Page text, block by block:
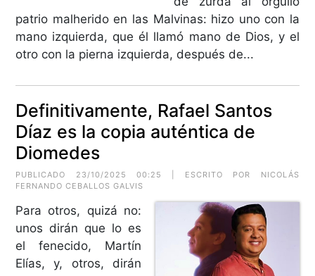
patrio malherido en las Malvinas: hizo uno con la
mano izquierda, que él llamó mano de Dios, y el
otro con la pierna izquierda, después de...
Definitivamente, Rafael Santos
Díaz es la copia auténtica de
Diomedes
PUBLICADO 23/10/2025 00:25 | ESCRITO POR NICOLÁS
FERNANDO CEBALLOS GALVIS
Para otros, quizá no:
unos dirán que lo es
el fenecido, Martín
Elías, y, otros, dirán